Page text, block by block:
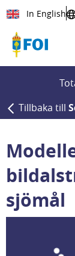
Till innehållet
In English
Tillbaka till
sjömål